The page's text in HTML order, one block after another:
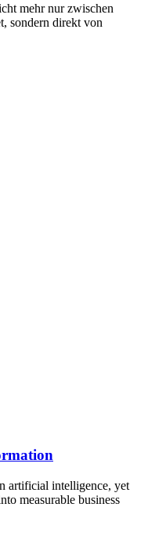
mehr nur zwischen
sondern direkt von
artificial intelligence, yet
measurable business